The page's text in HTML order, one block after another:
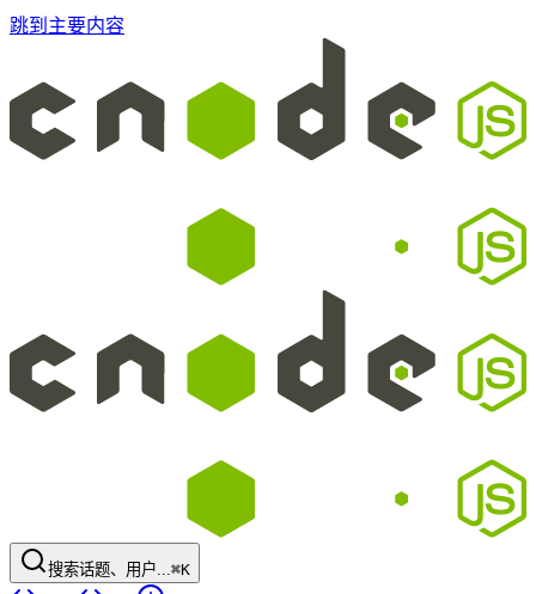
跳到主要内容
搜索话题、用户...⌘K